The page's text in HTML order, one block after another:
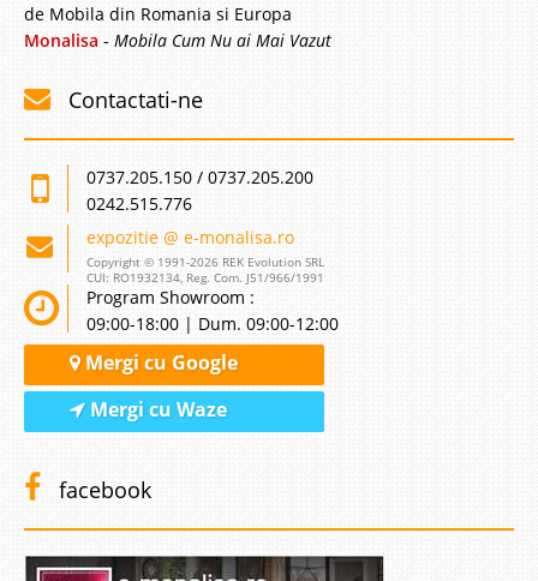
de Mobila din Romania si Europa
Monalisa - Mobila Cum Nu ai Mai Vazut
Contactati-ne
0737.205.150 / 0737.205.200
0242.515.776
expozitie @ e-monalisa.ro
Copyright © 1991-2026 REK Evolution SRL
CUI: RO1932134, Reg. Com. J51/966/1991
Program Showroom :
09:00-18:00 | Dum. 09:00-12:00
Mergi cu Google
Mergi cu Waze
facebook